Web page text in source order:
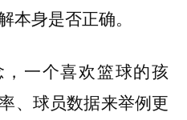
本身是否正确。
，一个喜欢篮球的孩
、球员数据来举例更